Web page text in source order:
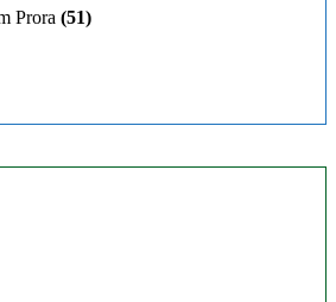
Prora (51)